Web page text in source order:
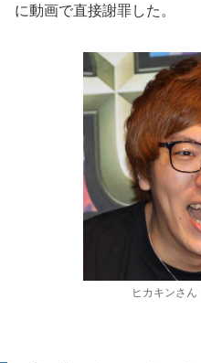
に動画で直接謝罪した。
ヒカキンさん